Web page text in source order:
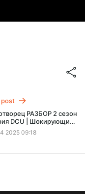
post
РАЗБОР 2 сезон
DCU | Шокирующие
и Новые Камео
2025 09:18